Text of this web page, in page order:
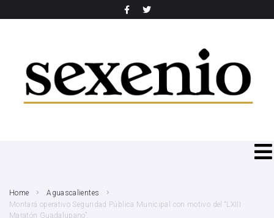
Home
Aguascalientes
Montará operativo Seguridad Pública Municipal con motivo del “LXIII
Maratón Guadalupano”.
SEARCH THIS WEBSITE